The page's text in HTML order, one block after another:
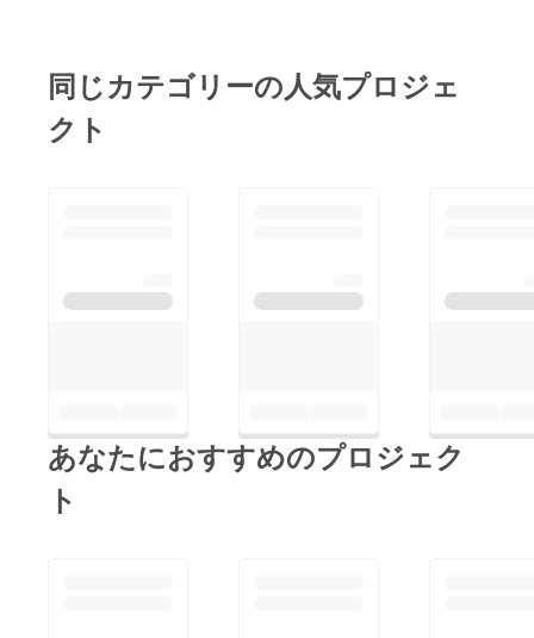
同じカテゴリーの人気プロジェ
クト
あなたにおすすめのプロジェク
ト